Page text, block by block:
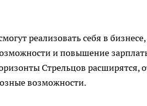
реализовать себя в
и повышение
Стрельцов
возможности.